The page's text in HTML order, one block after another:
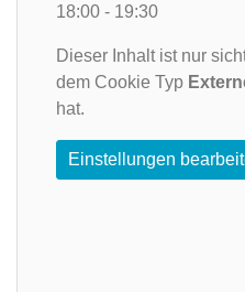
18:00 - 19:30
Dieser Inhalt ist nur
dem Cookie Typ
hat.
Einstellungen